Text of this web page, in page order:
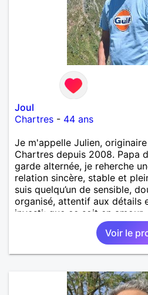
Joul
Chartres - 44 ans
Je m'appelle Julien,
Chartres depuis 2008. Papa
garde alternée, je reherche
relation sincère, stable et
suis quelqu’un de sensible,
organisé, attentif aux détails
investi; que ce soit en
tout ce que j’entreprends.
surtout quand je sens que
moi, l’amour est un échange,
tendresse. L’intimité compte
connexion.
Voir le